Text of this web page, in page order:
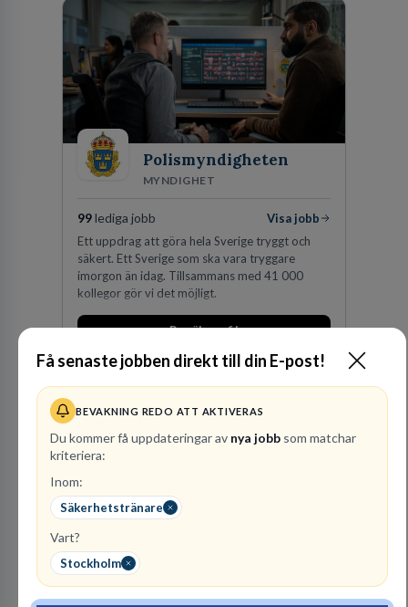
Få senaste jobben direkt till din E-post!
BEVAKNING REDO ATT AKTIVERAS
Du kommer få uppdateringar av nya jobb som matchar
kriteriera:
Inom:
Säkerhetstränare
Vart?
Stockholm
Polismyndigheten
MYNDIGHET
99 lediga jobb
Visa jobb
Ett uppdrag att göra hela Sverige tryggt och
säkert. Ett Sverige som ska vara tryggare
imorgon än idag. Tillsammans med 41 000
kollegor gör vi det möjligt.
Besök profil